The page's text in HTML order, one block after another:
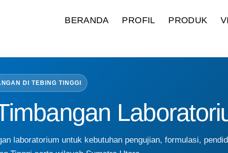
BERANDA PROFIL PRODUK
DI TEBING TINGGI
laboratorium untuk kebutuhan pengujian, formulasi,